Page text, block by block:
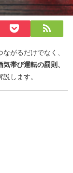
がるだけでなく、
気帯び運転の罰則、
します。